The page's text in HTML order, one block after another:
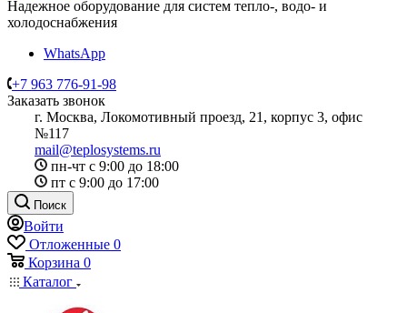
Надежное оборудование для систем тепло-, водо- и
холодоснабжения
WhatsApp
+7 963 776-91-98
Заказать звонок
г. Москва, Локомотивный проезд, 21, корпус 3, офис
№117
mail@teplosystems.ru
пн-чт с 9:00 до 18:00
пт с 9:00 до 17:00
Поиск
Войти
Отложенные 0
Корзина 0
Каталог